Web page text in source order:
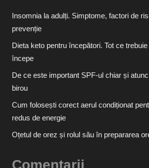
Insomnia la adulți. Simptome, factori de
prevenție
Dieta keto pentru începători. Tot ce
începe
De ce este important SPF-ul chiar și
birou
Cum folosești corect aerul condiționat
redus de energie
Oțetul de orez și rolul său în prepararea
Comentarii